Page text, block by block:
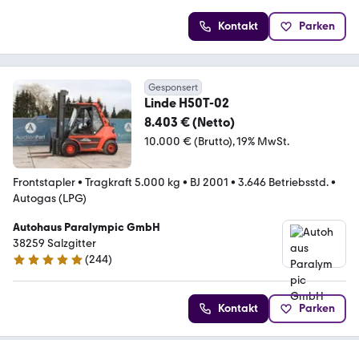
Kontakt Parken
Gesponsert
Linde H50T-02
8.403 € (Netto)
10.000 € (Brutto) 19% MwSt.
Frontstapler• Tragkraft 5.000 kg • BJ 2001 • 3.646 Betriebsstd.•
Autogas (LPG)
Autohaus Paralympic GmbH
38259 Salzgitter
5 Sterne
(244)
Kontakt Parken